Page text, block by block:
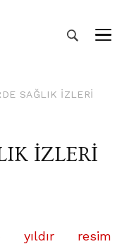
SAĞLIK İZLERİ
İZLERİ
yıldır resim